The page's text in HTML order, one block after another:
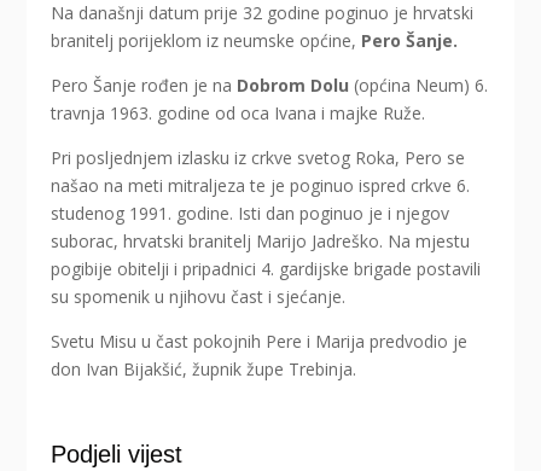
Na današnji datum prije 32 godine poginuo je hrvatski
branitelj porijeklom iz neumske općine, Pero Šanje.
Pero Šanje rođen je na Dobrom Dolu (općina Neum) 6.
travnja 1963. godine od oca Ivana i majke Ruže.
Pri posljednjem izlasku iz crkve svetog Roka, Pero se
našao na meti mitraljeza te je poginuo ispred crkve 6.
studenog 1991. godine. Isti dan poginuo je i njegov
suborac, hrvatski branitelj Marijo Jadreško. Na mjestu
pogibije obitelji i pripadnici 4. gardijske brigade postavili
su spomenik u njihovu čast i sjećanje.
Svetu Misu u čast pokojnih Pere i Marija predvodio je
don Ivan Bijakšić, župnik župe Trebinja.
Podjeli vijest